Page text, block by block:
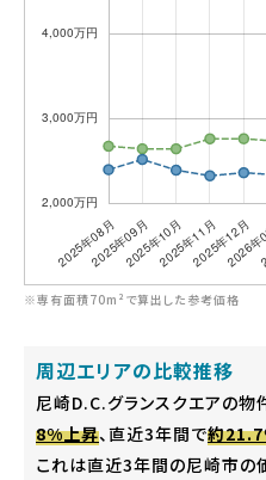
※専有面積70m²で算出した参考価格
周辺エリアの比較推移
尼崎D.C.グランスクエアの物
8%上昇、直近3年間で約
これは直近3年間の尼崎市の